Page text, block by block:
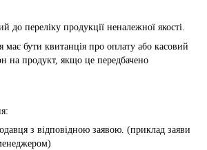
до переліку продукції неналежної якості.
бути квитанція про оплату або касовий
на продукт, якщо це передбачено
з відповідною заявою. (приклад заяви